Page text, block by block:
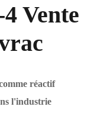
Vente
réactif
l'industrie